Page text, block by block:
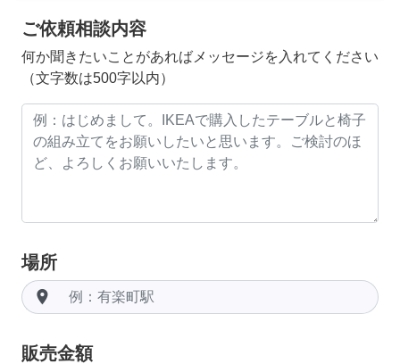
ご依頼相談内容
何か聞きたいことがあればメッセージを入れてください
（文字数は500字以内）
場所
room
販売金額